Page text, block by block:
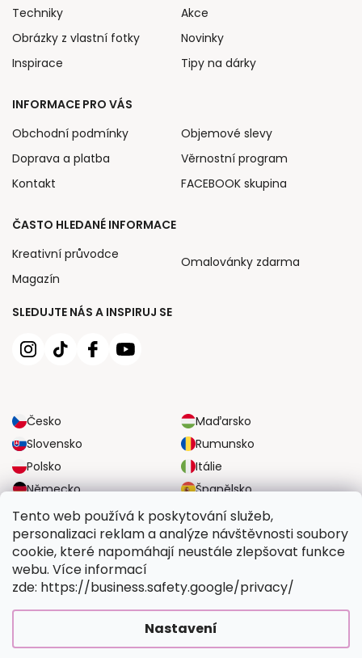
Tento web používá k poskytování služeb,
personalizaci reklam a analýze návštěvnosti soubory
cookie, které napomáhají neustále zlepšovat funkce
webu. Více informací
zde: https://business.safety.google/privacy/
Nastavení
SLEDUJTE NÁS A INSPIRUJ SE
Česko
Maďarsko
Slovensko
Rumunsko
Polsko
Itálie
Německo
Španělsko
Velká Británie
Rakousko
Techniky
Obrázky z vlastní fotky
Inspirace
Akce
Novinky
Tipy na dárky
INFORMACE PRO VÁS
Obchodní podmínky
Doprava a platba
Kontakt
Objemové slevy
Věrnostní program
FACEBOOK skupina
ČASTO HLEDANÉ INFORMACE
Kreativní průvodce
Magazín
Omalovánky zdarma
SPOLEHLIVÉ MOŽNOSTI DOPRAVY
BEZPEČNÉ MOŽNOSTI PLATBY